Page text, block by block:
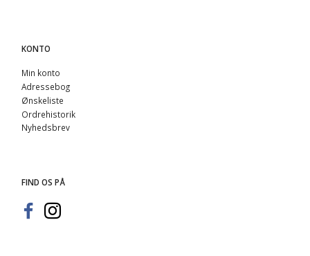
KONTO
Min konto
Adressebog
Ønskeliste
Ordrehistorik
Nyhedsbrev
FIND OS PÅ